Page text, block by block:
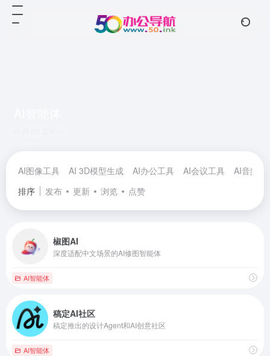
AI图像工具 AI 3D模型生成 AI办公工具 AI会议工具
AI音频工
排序
发布 更新 浏览 点赞
椒图AI
深度适配中文场景的AI修图智能体
AI智能体
稿定AI社区
稿定推出的设计Agent和AI创意社区
AI智能体